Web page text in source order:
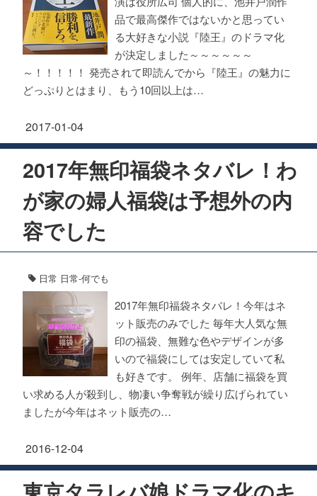
品で最高傑作ではないかと思ってい
る大好きな小説『陸王』のドラマ化
が決定しました～～～～～～
～！！！！！ 発売されて即読んでから『陸王』の魅力に
どっぷりとはまり、もう10回以上は…
2017-01-04
2017年無印福袋ネタバレ！わ
が家の婦人福袋は予想外の内
容でした
日常 日常-何でも
2017年無印福袋ネタバレ！今年はネ
ット販売のみでした 毎年大人気な無
印の福袋、無難な色やデザインが多
いので福袋にしては安定していて私
も好きです。 例年、店舗に福袋を買
い求める人が殺到し、物凄い争奪戦が繰り広げられてい
ましたが今年はネット販売の…
2016-12-04